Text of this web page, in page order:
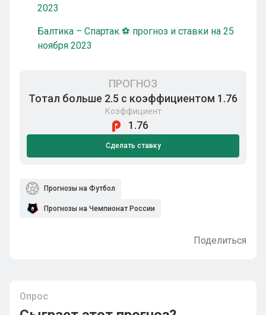
2023
Балтика – Спартак ⚽ прогноз и ставки на 25
ноября 2023
ПРОГНОЗ
Тотал больше 2.5 с коэффициентом 1.76
Коэффициент
1.76
Сделать ставку
Прогнозы на Футбол
Прогнозы на Чемпионат России
Поделиться
Опрос